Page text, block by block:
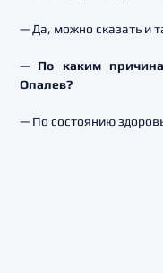
— Да, можно сказать и
— По каким
Опалев?
— По состоянию